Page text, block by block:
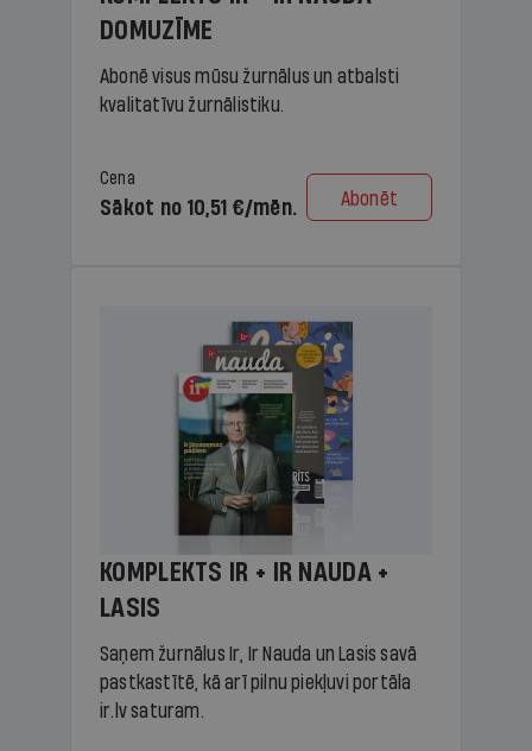
DOMUZĪME
Abonē visus mūsu žurnālus un atbalsti
kvalitatīvu žurnālistiku.
Cena
Sākot no 10,51 €/mēn. Abonēt
KOMPLEKTS IR + IR NAUDA +
LASIS
Saņem žurnālus Ir, Ir Nauda un Lasis savā
pastkastītē, kā arī pilnu piekļuvi portāla
ir.lv saturam.